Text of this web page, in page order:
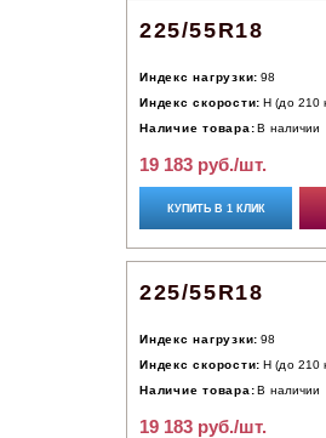
225/55R18
Индекс нагрузки: 98
Индекс скорости: H (до 210
Наличие товара: В наличии
19 183 руб./шт.
КУПИТЬ В 1 КЛИК
225/55R18
Индекс нагрузки: 98
Индекс скорости: H (до 210
Наличие товара: В наличии
19 183 руб./шт.